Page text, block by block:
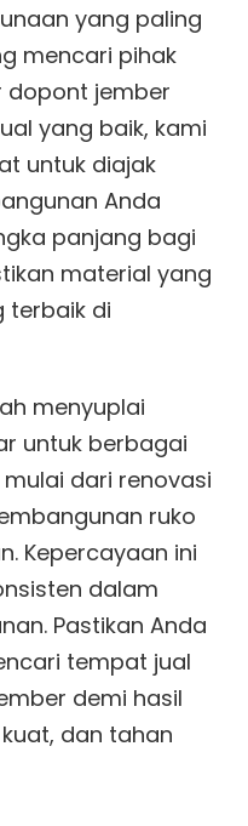
yang paling
mencari pihak
dopont jember
yang baik, kami
untuk diajak
Anda
panjang bagi
material yang
terbaik di
menyuplai
untuk berbagai
dari renovasi
ruko
Kepercayaan ini
dalam
Pastikan Anda
tempat jual
demi hasil
dan tahan